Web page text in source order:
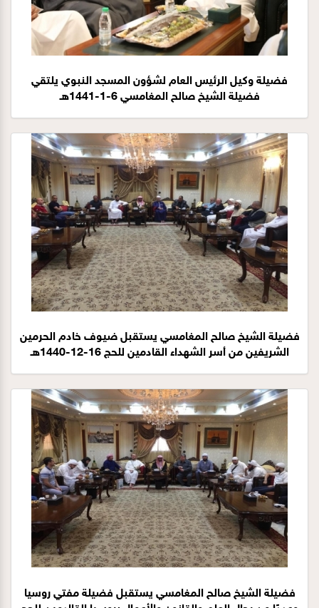
فضيلة وكيل الرئيس العام لشؤون المسجد النبوي يلتقي
فضيلة الشيخ صالح المغامسي 6-1-1441هـ
فضيلة الشيخ صالح المغامسي يستقبل ضيوف خادم الحرمين
الشريفين من أسر الشهداء القادمين للحج 16-12-1440هـ
فضيلة الشيخ صالح المغامسي يستقبل فضيلة مفتي روسيا